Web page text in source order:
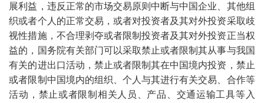
展利益，违反正常的市场交易原则中断与中国企业、其他组
织或者个人的正常交易，或者对投资者及其对外投资采取歧
视性措施，不合理剥夺或者限制投资者及其对外投资正当权
益的，国务院有关部门可以采取禁止或者限制其从事与我国
有关的进出口活动，禁止或者限制其在中国境内投资，禁止
或者限制中国境内的组织、个人与其进行有关交易、合作等
活动，禁止或者限制相关人员、产品、交通运输工具等入